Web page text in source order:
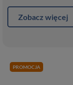
PROMOCJA
Zobacz więcej